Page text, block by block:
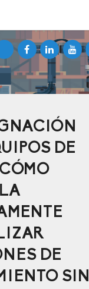
DE
DE
SIN